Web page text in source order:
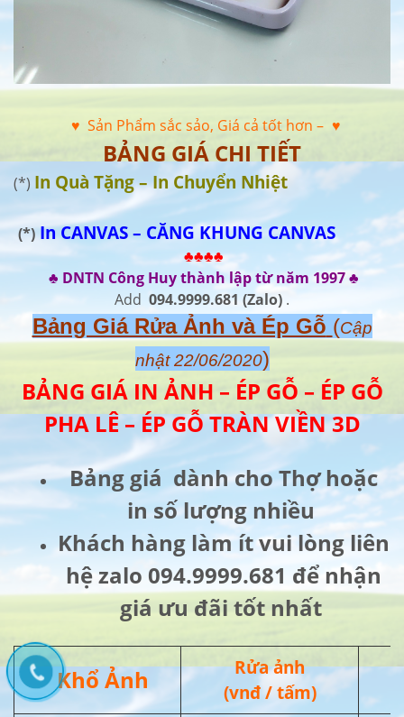
♥ Sản Phẩm sắc sảo, Giá cả tốt hơn – ♥
BẢNG GIÁ CHI TIẾT
(*) In Quà Tặng – In Chuyển Nhiệt
(*) In CANVAS – CĂNG KHUNG CANVAS
♣♣♣♣
♣ DNTN Công Huy thành lập từ năm 1997 ♣
Add 094.9999.681 (Zalo) .
Bảng Giá Rửa Ảnh và Ép Gỗ (Cập
nhật 22/06/2020)
BẢNG GIÁ IN ẢNH – ÉP GỖ – ÉP GỖ
PHA LÊ – ÉP GỖ TRÀN VIỀN 3D
Bảng giá dành cho Thợ hoặc
in số lượng nhiều
Khách hàng làm ít vui lòng liên
hệ zalo 094.9999.681 để nhận
giá ưu đãi tốt nhất
Khổ Ảnh
Rửa ảnh
(vnđ / tấm)